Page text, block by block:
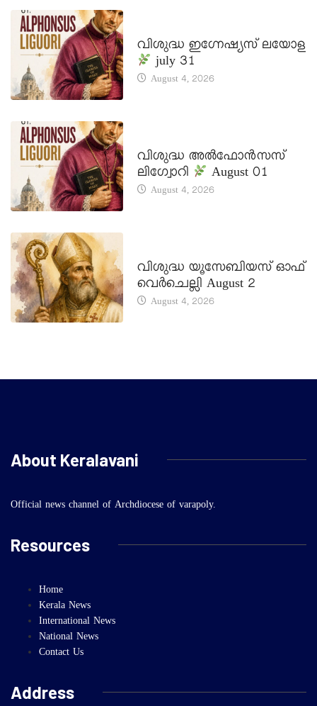
വിശുദ്ധ ഇഗ്നേഷ്യസ് ലയോള
july 31
August 4, 2026
വിശുദ്ധ അൽഫോൻസസ്
ലിഗ്വോറി
August 01
August 4, 2026
വിശുദ്ധ യൂസേബിയസ് ഓഫ്
വെർചെല്ലി August 2
August 4, 2026
About Keralavani
Official news channel of Archdiocese of varapoly.
Resources
Home
Kerala News
International News
National News
Contact Us
Address